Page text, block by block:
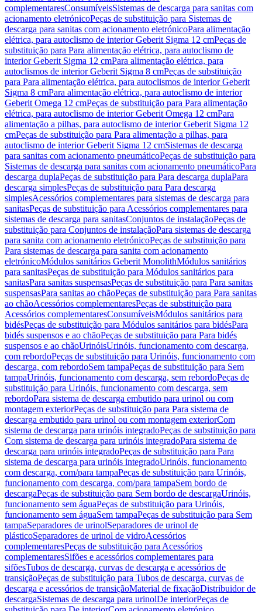
complementaresConsumíveisSistemas de descarga para sanitas com
acionamento eletrónicoPeças de substituição para Sistemas de
descarga para sanitas com acionamento eletrónicoPara alimentação
elétrica, para autoclismo de interior Geberit Sigma 12 cmPeças de
substituição para Para alimentação elétrica, para autoclismo de
interior Geberit Sigma 12 cmPara alimentação elétrica, para
autoclismos de interior Geberit Sigma 8 cmPeças de substituição
para Para alimentação elétrica, para autoclismos de interior Geberit
Sigma 8 cmPara alimentação elétrica, para autoclismo de interior
Geberit Omega 12 cmPeças de substituição para Para alimentação
elétrica, para autoclismo de interior Geberit Omega 12 cmPara
alimentação a pilhas, para autoclismo de interior Geberit Sigma 12
cmPeças de substituição para Para alimentação a pilhas, para
autoclismo de interior Geberit Sigma 12 cmSistemas de descarga
para sanitas com acionamento pneumáticoPeças de substituição para
Sistemas de descarga para sanitas com acionamento pneumáticoPara
descarga duplaPeças de substituição para Para descarga duplaPara
descarga simplesPeças de substituição para Para descarga
simplesAcessórios complementares para sistemas de descarga para
sanitasPeças de substituição para Acessórios complementares para
sistemas de descarga para sanitasConjuntos de instalaçãoPeças de
substituição para Conjuntos de instalaçãoPara sistemas de descarga
para sanita com acionamento eletrónicoPeças de substituição para
Para sistemas de descarga para sanita com acionamento
eletrónicoMódulos sanitários Geberit MonolithMódulos sanitários
para sanitasPeças de substituição para Módulos sanitários para
sanitasPara sanitas suspensasPeças de substituição para Para sanitas
suspensasPara sanitas ao chãoPeças de substituição para Para sanitas
ao chãoAcessórios complementaresPeças de substituição para
Acessórios complementaresConsumíveisMódulos sanitários para
bidésPeças de substituição para Módulos sanitários para bidésPara
bidés suspensos e ao chãoPeças de substituição para Para bidés
suspensos e ao chãoUrinóisUrinóis, funcionamento com descarga,
com rebordoPeças de substituição para Urinóis, funcionamento com
descarga, com rebordoSem tampaPeças de substituição para Sem
tampaUrinóis, funcionamento com descarga, sem rebordoPeças de
substituição para Urinóis, funcionamento com descarga, sem
rebordoPara sistema de descarga embutido para urinol ou com
montagem exteriorPeças de substituição para Para sistema de
descarga embutido para urinol ou com montagem exteriorCom
sistema de descarga para urinóis integradoPeças de substituição para
Com sistema de descarga para urinóis integradoPara sistema de
descarga para urinóis integradoPeças de substituição para Para
sistema de descarga para urinóis integradoUrinóis, funcionamento
com descarga, com/para tampaPeças de substituição para Urinóis,
funcionamento com descarga, com/para tampaSem bordo de
descargaPeças de substituição para Sem bordo de descargaUrinóis,
funcionamento sem águaPeças de substituição para Urinóis,
funcionamento sem águaSem tampaPeças de substituição para Sem
tampaSeparadores de urinolSeparadores de urinol de
plásticoSeparadores de urinol de vidroAcessórios
complementaresPeças de substituição para Acessórios
complementaresSifões e acessórios complementares para
sifõesTubos de descarga, curvas de descarga e acessórios de
transiçãoPeças de substituição para Tubos de descarga, curvas de
descarga e acessórios de transiçãoMaterial de fixaçãoDistribuidor de
descargaSistemas de descarga para urinolDe interiorPeças de